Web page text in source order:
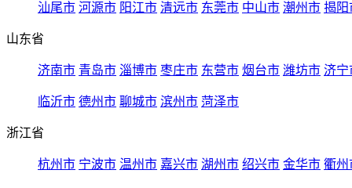
汕尾市 河源市 阳江市 清远市 东莞市 中山市 潮州市 揭阳
山东省
济南市 青岛市 淄博市 枣庄市 东营市 烟台市 潍坊市 济宁
临沂市 德州市 聊城市 滨州市 菏泽市
浙江省
杭州市 宁波市 温州市 嘉兴市 湖州市 绍兴市 金华市 衢州